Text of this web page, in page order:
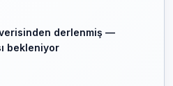
derlenmiş —
bekleniyor